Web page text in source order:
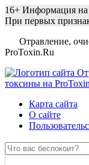
16+ Информация на
При первых
Отравление,
ProToxin.Ru
Карта сайта
О сайте